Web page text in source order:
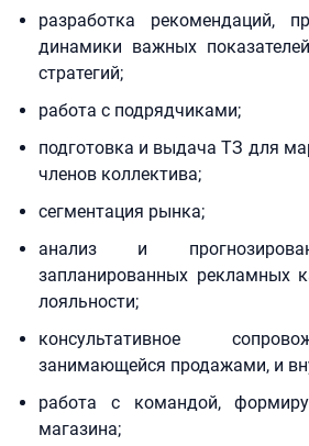
разработка рекомендаций,
динамики важных
стратегий;
работа с подрядчиками;
подготовка и выдача ТЗ для
членов коллектива;
сегментация рынка;
анализ и
запланированных рекламных
лояльности;
консультативное
занимающейся продажами, и
работа с командой,
магазина;